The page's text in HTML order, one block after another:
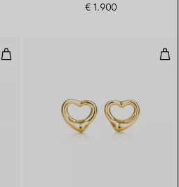
€ 1.900
Pendentif Bean design en or